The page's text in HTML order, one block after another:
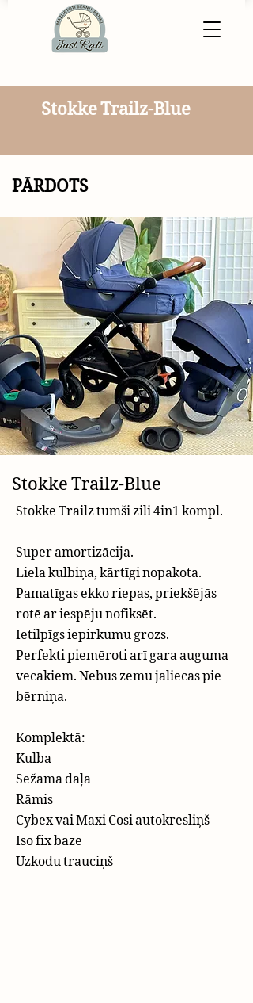
Stokke Trailz-Blue
PĀRDOTS
Stokke Trailz-Blue
Stokke Trailz tumši zili 4in1 kompl.
Super amortizācija.
Liela kulbiņa, kārtīgi nopakota.
Pamatīgas ekko riepas, priekšējās
rotē ar iespēju nofiksēt.
Ietilpīgs iepirkumu grozs.
Perfekti piemēroti arī gara auguma
vecākiem. Nebūs zemu jāliecas pie
bērniņa.
Komplektā:
Kulba
Sēžamā daļa
Rāmis
Cybex vai Maxi Cosi autokresliņš
Iso fix baze
Uzkodu trauciņš